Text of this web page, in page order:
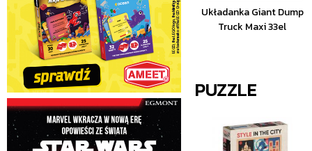
Układanka Giant Dump
Truck Maxi 33el
PUZZLE